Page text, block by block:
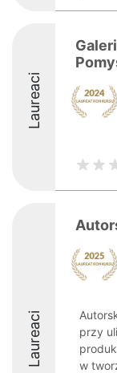
Laureaci
Laureaci
przy
w